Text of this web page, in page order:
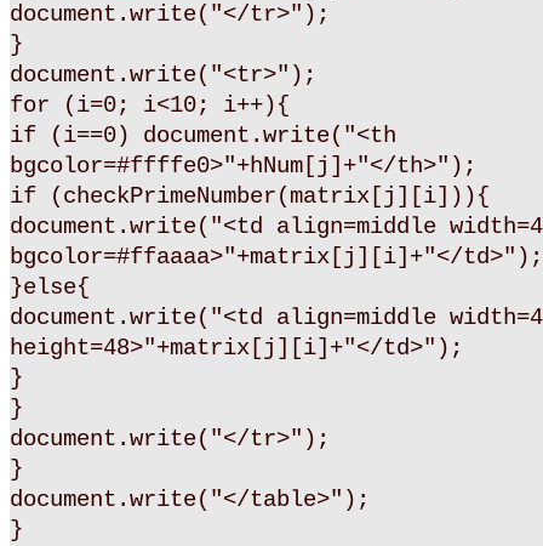
document.write("</tr>");
}
document.write("<tr>");
for (i=0; i<10; i++){
if (i==0) document.write("<th
bgcolor=#ffffe0>"+hNum[j]+"</th>");
if (checkPrimeNumber(matrix[j][i])){
document.write("<td align=middle
bgcolor=#ffaaaa>"+matrix[j][i]+"</td>");
}else{
document.write("<td align=middle
height=48>"+matrix[j][i]+"</td>");
}
}
document.write("</tr>");
}
document.write("</table>");
}